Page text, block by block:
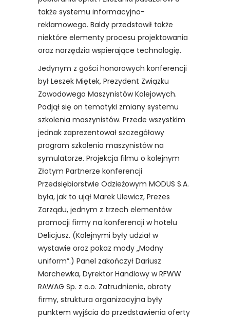
także systemu informacyjno-
reklamowego. Baldy przedstawił także
niektóre elementy procesu projektowania
oraz narzędzia wspierające technologię.
Jedynym z gości honorowych konferencji
był Leszek Miętek, Prezydent Związku
Zawodowego Maszynistów Kolejowych.
Podjął się on tematyki zmiany systemu
szkolenia maszynistów. Przede wszystkim
jednak zaprezentował szczegółowy
program szkolenia maszynistów na
symulatorze. Projekcja filmu o kolejnym
Złotym Partnerze konferencji
Przedsiębiorstwie Odzieżowym MODUS S.A.
była, jak to ujął Marek Ulewicz, Prezes
Zarządu, jednym z trzech elementów
promocji firmy na konferencji w hotelu
Delicjusz. (Kolejnymi były udział w
wystawie oraz pokaz mody „Modny
uniform”.) Panel zakończył Dariusz
Marchewka, Dyrektor Handlowy w RFWW
RAWAG Sp. z o.o. Zatrudnienie, obroty
firmy, struktura organizacyjna były
punktem wyjścia do przedstawienia oferty